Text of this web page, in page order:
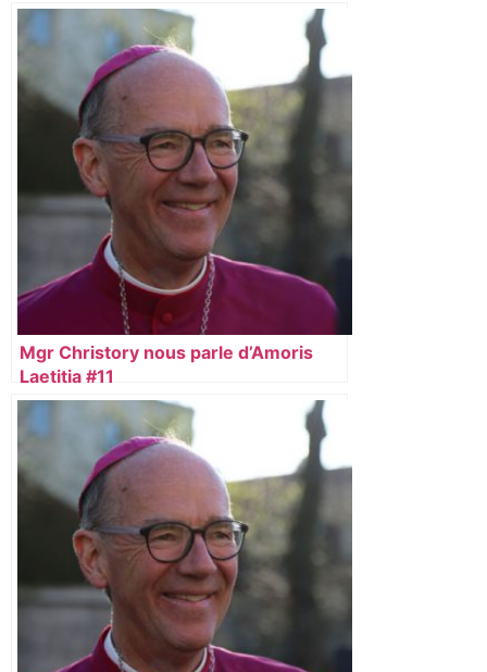
Mgr Christory nous parle d’Amoris
Laetitia #11